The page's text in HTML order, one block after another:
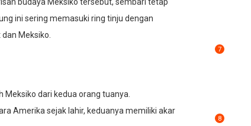
ini sering memasuki ring tinju dengan
Meksiko.
Meksiko dari kedua orang tuanya.
Amerika sejak lahir, keduanya memiliki akar
7
8